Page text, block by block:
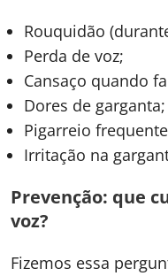
Rouquidão
Perda de voz;
Cansaço quando
Dores de garganta;
Pigarreio
Irritação na
Prevenção: que
voz?
Fizemos essa